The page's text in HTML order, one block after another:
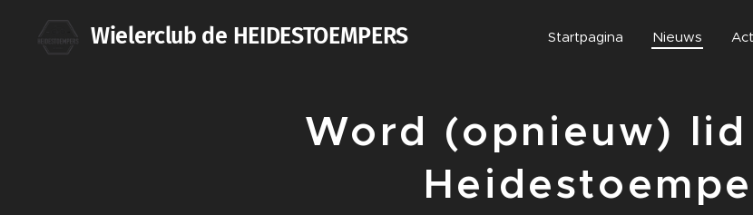
Wielerclub de HEIDESTOEMPERS Startpagina Nieuws
Word (opnieuw)